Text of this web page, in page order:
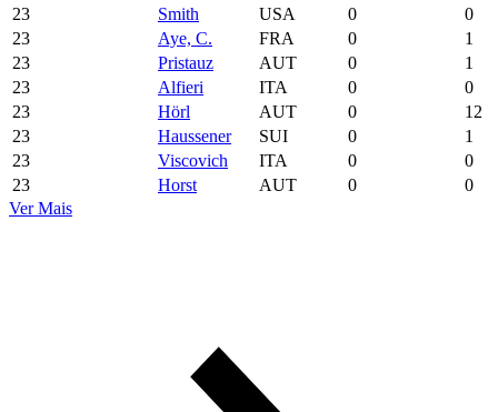
23
Smith USA 0
0
23
Aye, C. FRA 0
1
23
Pristauz AUT 0
1
23
Alfieri ITA 0
0
23
Hörl AUT 0
12
23
Haussener SUI 0
1
23
Viscovich ITA 0
0
23
Horst AUT 0
0
Ver Mais